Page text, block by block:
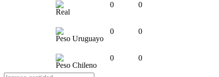
Real
0 0
Peso Uruguayo
0 0
Peso Chileno
0 0